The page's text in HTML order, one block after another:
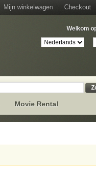
Mijn winkelwagen Checkout
Welkom
Movie Rental